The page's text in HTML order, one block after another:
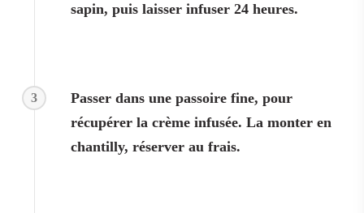
sapin, puis laisser infuser 24 heures.
3
Passer dans une passoire fine, pour
récupérer la crème infusée. La monter en
chantilly, réserver au frais.